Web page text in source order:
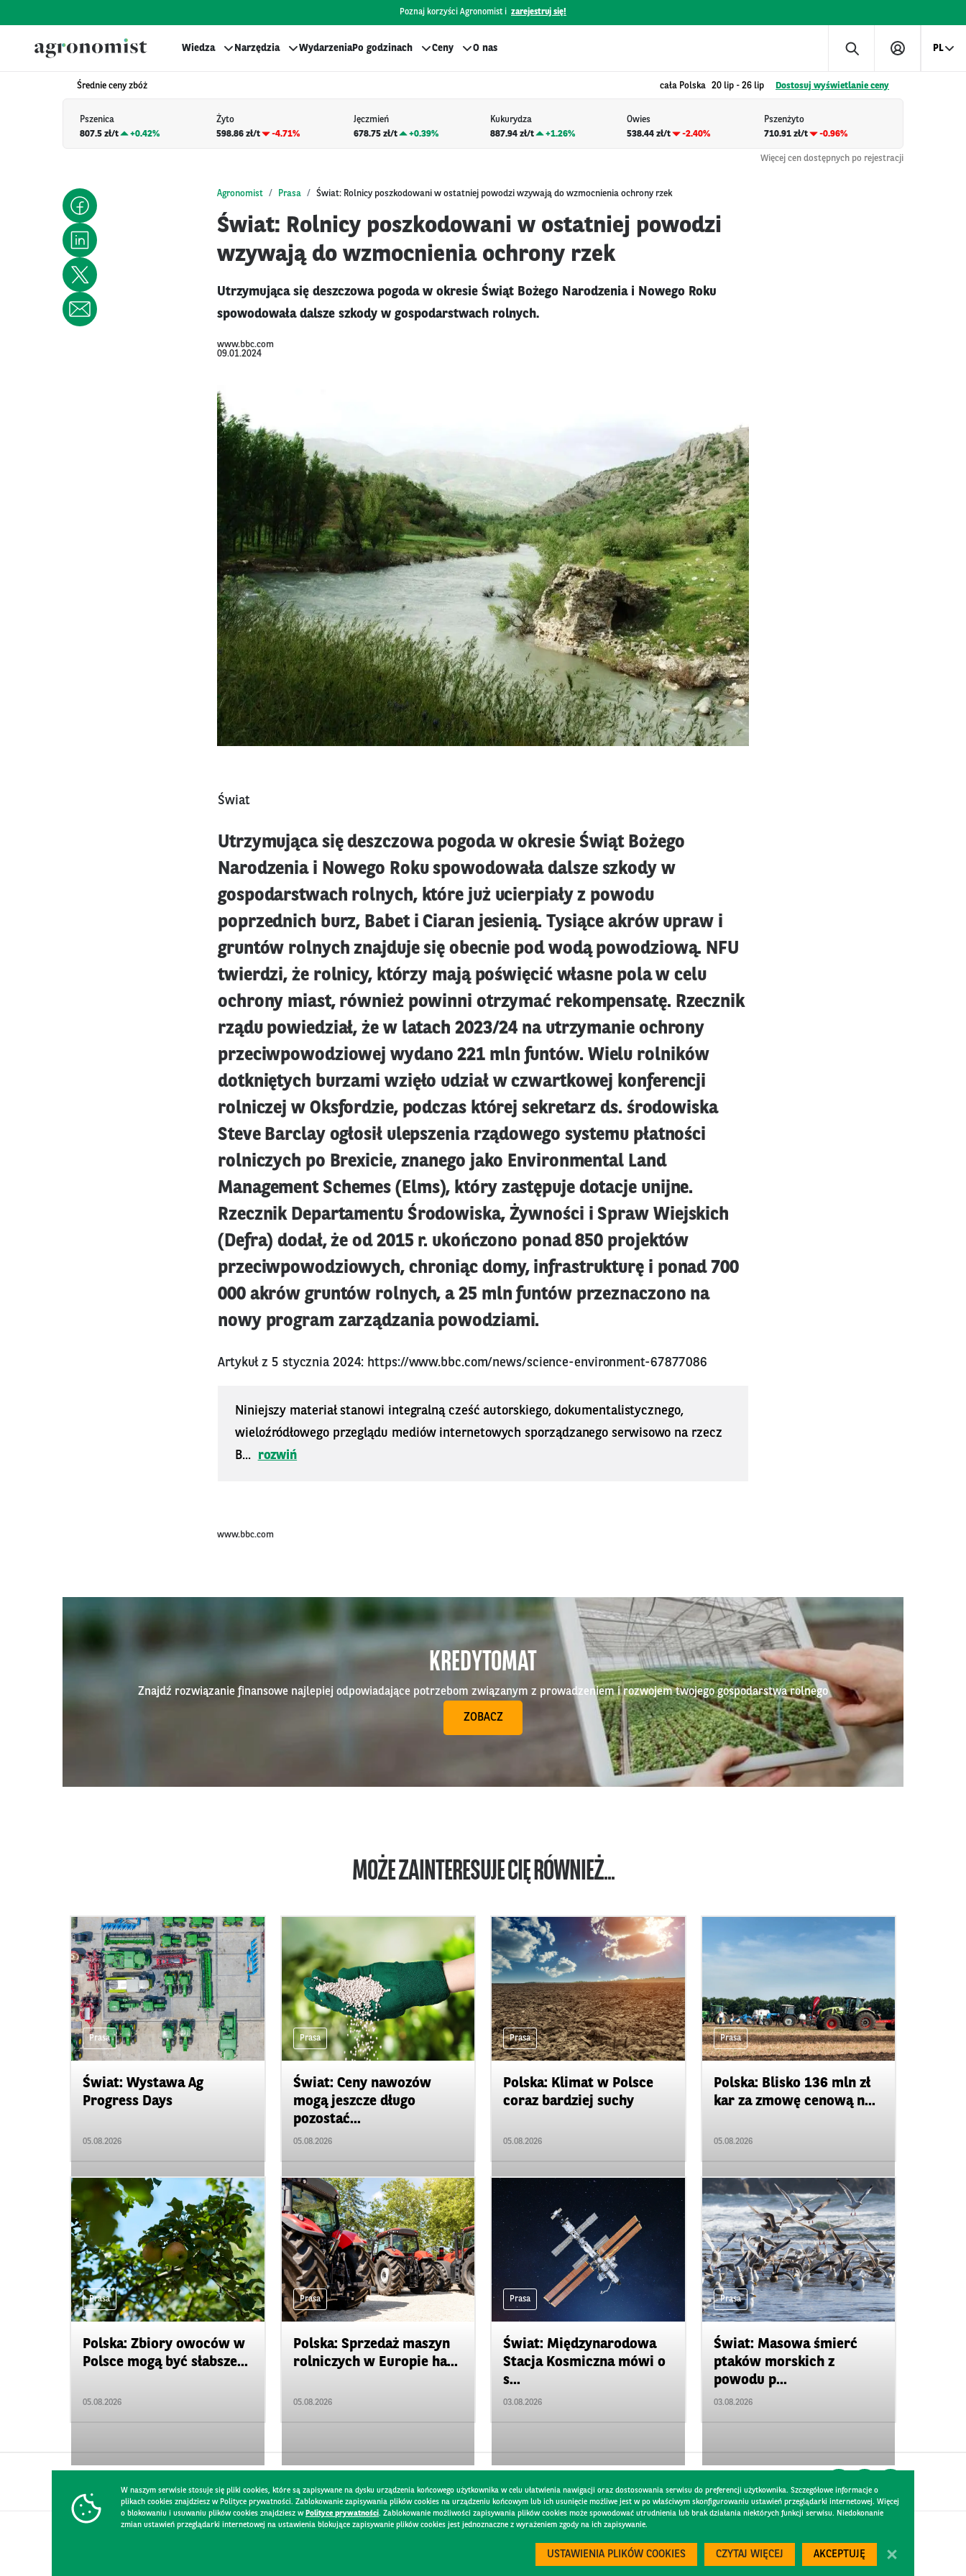
Poznaj korzyści Agronomist i zarejestruj się!
Wiedza Narzędzia WydarzeniaPo godzinach Ceny O nas PL
Średnie ceny zbóż cała Polska 20 lip - 26 lip Dostosuj wyświetlanie ceny
Pszenica
807.5 zł/t
+0.42%
Żyto
598.86 zł/t
-4.71%
Jęczmień
678.75 zł/t
+0.39%
Kukurydza
887.94 zł/t
+1.26%
Owies
538.44 zł/t
-2.40%
Pszenżyto
710.91 zł/t
-0.96%
Więcej cen dostępnych po rejestracji
Agronomist Prasa Świat: Rolnicy poszkodowani w ostatniej powodzi wzywają do wzmocnienia ochrony rzek
Świat: Rolnicy poszkodowani w ostatniej powodzi
wzywają do wzmocnienia ochrony rzek
Utrzymująca się deszczowa pogoda w okresie Świąt Bożego Narodzenia i Nowego Roku
spowodowała dalsze szkody w gospodarstwach rolnych.
www.bbc.com
09.01.2024
Świat
Utrzymująca się deszczowa pogoda w okresie Świąt Bożego
Narodzenia i Nowego Roku spowodowała dalsze szkody w
gospodarstwach rolnych, które już ucierpiały z powodu
poprzednich burz, Babet i Ciaran jesienią. Tysiące akrów upraw i
gruntów rolnych znajduje się obecnie pod wodą powodziową. NFU
twierdzi, że rolnicy, którzy mają poświęcić własne pola w celu
ochrony miast, również powinni otrzymać rekompensatę. Rzecznik
rządu powiedział, że w latach 2023/24 na utrzymanie ochrony
przeciwpowodziowej wydano 221 mln funtów. Wielu rolników
dotkniętych burzami wzięło udział w czwartkowej konferencji
rolniczej w Oksfordzie, podczas której sekretarz ds. środowiska
Steve Barclay ogłosił ulepszenia rządowego systemu płatności
rolniczych po Brexicie, znanego jako Environmental Land
Management Schemes (Elms), który zastępuje dotacje unijne.
Rzecznik Departamentu Środowiska, Żywności i Spraw Wiejskich
(Defra) dodał, że od 2015 r. ukończono ponad 850 projektów
przeciwpowodziowych, chroniąc domy, infrastrukturę i ponad 700
000 akrów gruntów rolnych, a 25 mln funtów przeznaczono na
nowy program zarządzania powodziami.
Artykuł z 5 stycznia 2024: https://www.bbc.com/news/science-environment-67877086
Niniejszy materiał stanowi integralną cześć autorskiego, dokumentalistycznego,
wieloźródłowego przeglądu mediów internetowych sporządzanego serwisowo na rzecz
B...
rozwiń
www.bbc.com
KREDYTOMAT
Znajdź rozwiązanie finansowe najlepiej odpowiadające potrzebom związanym z prowadzeniem i rozwojem twojego gospodarstwa rolnego
ZOBACZ
MOŻE ZAINTERESUJE CIĘ RÓWNIEŻ...
Prasa
Świat: Wystawa Ag
Progress Days
05.08.2026
Prasa
Świat: Ceny nawozów
mogą jeszcze długo
pozostać...
05.08.2026
Prasa
Polska: Klimat w Polsce
coraz bardziej suchy
05.08.2026
Prasa
Polska: Blisko 136 mln zł
kar za zmowę cenową n...
05.08.2026
Prasa
Polska: Zbiory owoców w
Polsce mogą być słabsze...
05.08.2026
Prasa
Polska: Sprzedaż maszyn
rolniczych w Europie ha...
05.08.2026
Prasa
Świat: Międzynarodowa
Stacja Kosmiczna mówi o
s...
03.08.2026
Prasa
Świat: Masowa śmierć
ptaków morskich z
powodu p...
03.08.2026
W naszym serwisie stosuje się pliki cookies, które są zapisywane na dysku urządzenia końcowego użytkownika w celu ułatwienia nawigacji oraz dostosowania serwisu do preferencji użytkownika. Szczegółowe informacje o
plikach cookies znajdziesz w Polityce prywatności. Zablokowanie zapisywania plików cookies na urządzeniu końcowym lub ich usunięcie możliwe jest w po właściwym skonfigurowaniu ustawień przeglądarki internetowej. Więcej
o blokowaniu i usuwaniu plików cookies znajdziesz w Polityce prywatności. Zablokowanie możliwości zapisywania plików cookies może spowodować utrudnienia lub brak działania niektórych funkcji serwisu. Niedokonanie
zmian ustawień przeglądarki internetowej na ustawienia blokujące zapisywanie plików cookies jest jednoznaczne z wyrażeniem zgody na ich zapisywanie.
USTAWIENIA PLIKÓW COOKIES CZYTAJ WIĘCEJ AKCEPTUJĘ
Created by 300.codes